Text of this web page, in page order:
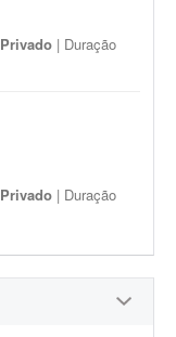
Privado | Duração
Privado | Duração